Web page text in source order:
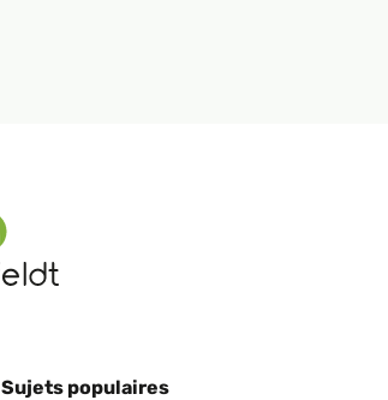
Sujets populaires